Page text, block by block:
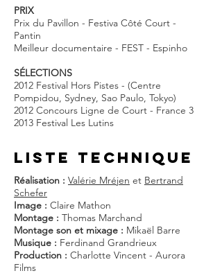
PRIX
Prix du Pavillon - Festiva Côté Court -
Pantin
Meilleur documentaire - FEST - Espinho
SÉLECTIONS
2012 Festival Hors Pistes - (Centre
Pompidou, Sydney, Sao Paulo, Tokyo)
2012 Concours Ligne de Court - France 3
2013 Festival Les Lutins
liste techniQUE
Réalisation : Valérie Mréjen et Bertrand
Schefer
Image : Claire Mathon
Montage : Thomas Marchand
Montage son et mixage : Mikaël Barre
Musique : Ferdinand Grandrieux
Production : Charlotte Vincent - Aurora
Films